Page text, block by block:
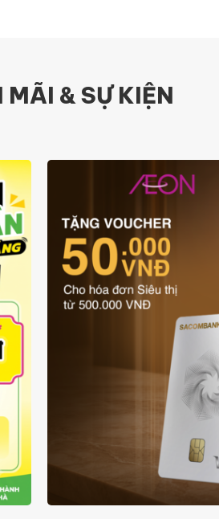
MÃI & SỰ KIỆN
ƯU ĐÃI THẺ VẬT LÝ